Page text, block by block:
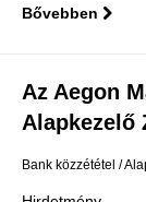
Bővebben
Az Aegon
Alapkezelő
Bank közzététel